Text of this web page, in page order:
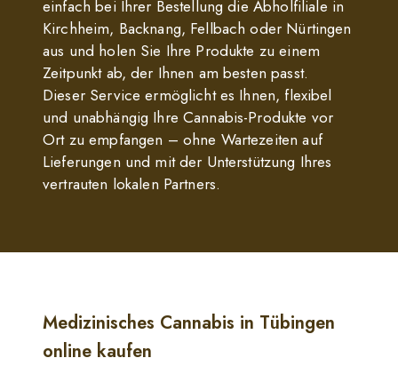
einfach bei Ihrer Bestellung die Abholfiliale in
Kirchheim, Backnang, Fellbach oder Nürtingen
aus und holen Sie Ihre Produkte zu einem
Zeitpunkt ab, der Ihnen am besten passt.
Dieser Service ermöglicht es Ihnen, flexibel
und unabhängig Ihre Cannabis-Produkte vor
Ort zu empfangen – ohne Wartezeiten auf
Lieferungen und mit der Unterstützung Ihres
vertrauten lokalen Partners.
Medizinisches Cannabis in Tübingen
online kaufen